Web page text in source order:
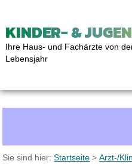
KINDER- &
Ihre Haus- und Fachärzte von
Lebensjahr
Sie sind hier:Startseite >Arzt-/